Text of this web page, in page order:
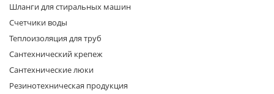
Шланги для стиральных машин
Счетчики воды
Теплоизоляция для труб
Сантехнический крепеж
Сантехнические люки
Резинотехническая продукция